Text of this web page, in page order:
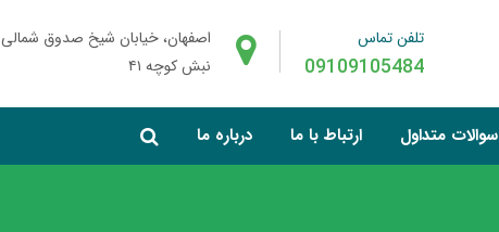
اصفهان، خیابان شیخ صدوق شمالی
نبش کوچه ۴۱
تلفن تماس
09109105484
سوالات متداول ارتباط با ما درباره ما